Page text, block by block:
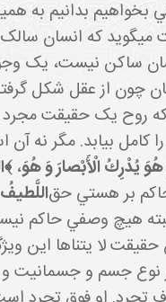
بخواهيم بدانيم به
مي گويد که انسان
ساکن نيست، يک وجود
چون از عقل شکل
روح يک حقيقت مجرد
بيابد. مگر نه آن
﴾،هُوَ يُدْرِكُ الْأَبْصارَ وَ هُوَ
اللَّطيفُبر هستي حق
هيچ وصفي حاکم
حقيقت لا يتناها اين
نوع جسم و جسمانيت و